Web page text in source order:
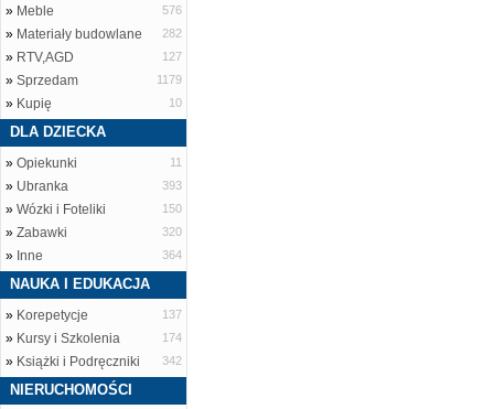
» Meble 576
» Materiały budowlane 282
» RTV,AGD 127
» Sprzedam 1179
» Kupię 10
DLA DZIECKA
» Opiekunki 11
» Ubranka 393
» Wózki i Foteliki 150
» Zabawki 320
» Inne 364
NAUKA I EDUKACJA
» Korepetycje 137
» Kursy i Szkolenia 174
» Książki i Podręczniki 342
NIERUCHOMOŚCI